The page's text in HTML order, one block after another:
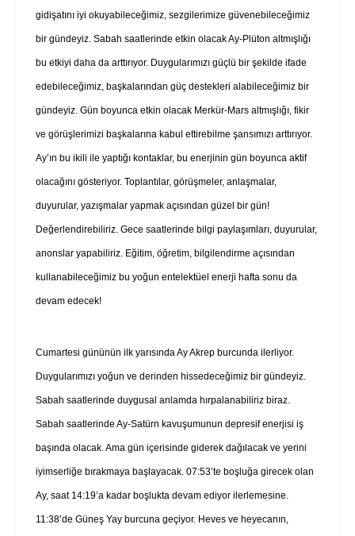
gidişatını iyi okuyabileceğimiz, sezgilerimize güvenebileceğimiz
bir gündeyiz. Sabah saatlerinde etkin olacak Ay-Plüton altmışlığı
bu etkiyi daha da arttırıyor. Duygularımızı güçlü bir şekilde ifade
edebileceğimiz, başkalarından güç destekleri alabileceğimiz bir
gündeyiz. Gün boyunca etkin olacak Merkür-Mars altmışlığı, fikir
ve görüşlerimizi başkalarına kabul ettirebilme şansımızı arttırıyor.
Ay’ın bu ikili ile yaptığı kontaklar, bu enerjinin gün boyunca aktif
olacağını gösteriyor. Toplantılar, görüşmeler, anlaşmalar,
duyurular, yazışmalar yapmak açısından güzel bir gün!
Değerlendirebiliriz. Gece saatlerinde bilgi paylaşımları, duyurular,
anonslar yapabiliriz. Eğitim, öğretim, bilgilendirme açısından
kullanabileceğimiz bu yoğun entelektüel enerji hafta sonu da
devam edecek!
Cumartesi gününün ilk yarısında Ay Akrep burcunda ilerliyor.
Duygularımızı yoğun ve derinden hissedeceğimiz bir gündeyiz.
Sabah saatlerinde duygusal anlamda hırpalanabiliriz biraz.
Sabah saatlerinde Ay-Satürn kavuşumunun depresif enerjisi iş
başında olacak. Ama gün içerisinde giderek dağılacak ve yerini
iyimserliğe bırakmaya başlayacak. 07:53’te boşluğa girecek olan
Ay, saat 14:19’a kadar boşlukta devam ediyor ilerlemesine.
11:38’de Güneş Yay burcuna geçiyor. Heves ve heyecanın,